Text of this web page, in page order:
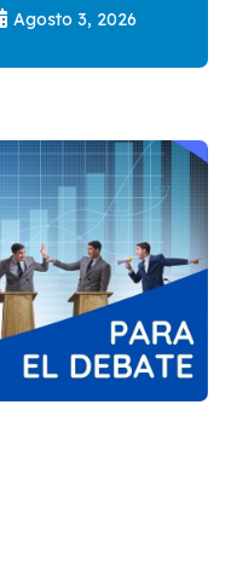
Agosto 3, 2026